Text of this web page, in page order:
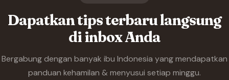
Dapatkan tips terbaru langsung
di inbox Anda
Bergabung dengan banyak ibu Indonesia yang mendapatkan
panduan kehamilan & menyusui setiap minggu.